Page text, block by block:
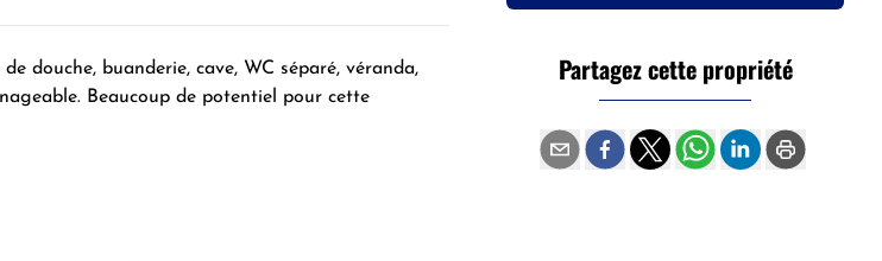
douche, buanderie, cave, WC séparé, véranda,
Beaucoup de potentiel pour cette
Partagez cette propriété